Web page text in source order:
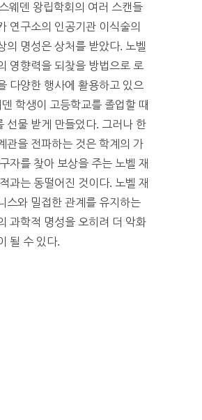
웨덴 왕립학회의 여러 스캔들
연구소의 인공기관 이식술의
의 명성은 상처를 받았다. 노벨
영향력을 되찾을 방법으로 로
다양한 행사에 활용하고 있으
학생이 고등학교를 졸업할 때
선물 받게 만들었다. 그러나 한
관을 전파하는 것은 학계의 가
자를 찾아 보상을 주는 노벨 재
과는 동떨어진 것이다. 노벨 재
스와 밀접한 관계를 유지하는
과학적 명성을 오히려 더 악화
될 수 있다.